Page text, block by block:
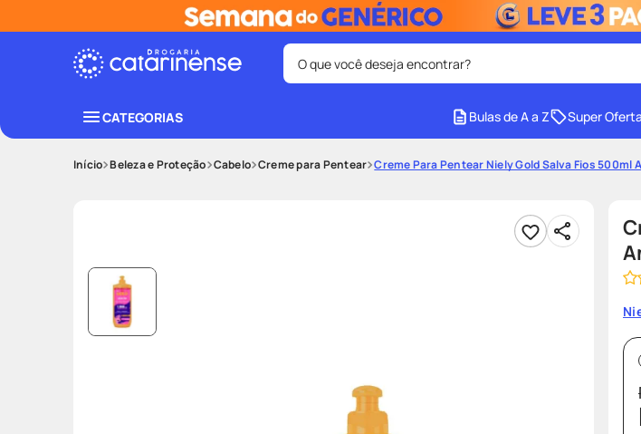
O que você deseja encontrar?
3º protetor solar facial 4º shampoo
8º protetor
teste
CATEGORIAS Bulas de A a Z Super
Beleza e Proteção Cabelo Creme para Pentear Creme Para Pentear Niely Gold Salva Fios 500ml